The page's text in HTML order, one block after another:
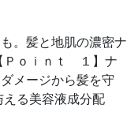
。髪と地肌の濃密ナ
Ｐｏｉｎｔ １】ナ
メージから髪を守
る美容液成分配